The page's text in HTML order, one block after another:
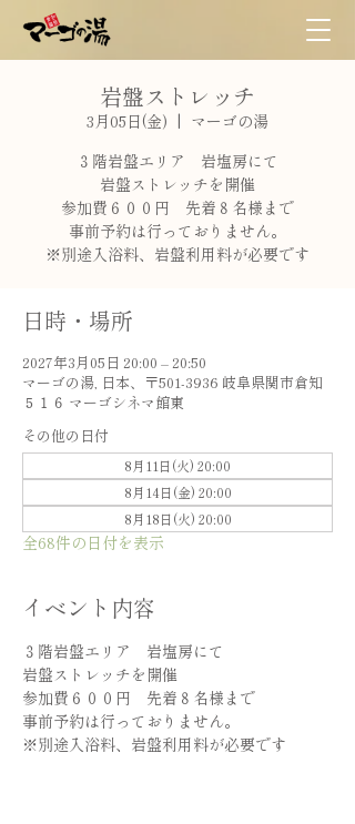
岩盤ストレッチ
3月05日(金)
  |
マーゴの湯
３階岩盤エリア 岩塩房にて
岩盤ストレッチを開催
参加費６００円 先着８名様まで
事前予約は行っておりません。
※別途入浴料、岩盤利用料が必要です
日時・場所
2027年3月05日 20:00 – 20:50
マーゴの湯, 日本、〒501-3936 岐阜県関市倉知
５１６ マーゴシネマ館東
その他の日付
8月11日(火) 20:00
8月14日(金) 20:00
8月18日(火) 20:00
全68件の日付を表示
イベント内容
３階岩盤エリア　岩塩房にて
岩盤ストレッチを開催
参加費６００円　先着８名様まで
事前予約は行っておりません。
※別途入浴料、岩盤利用料が必要です